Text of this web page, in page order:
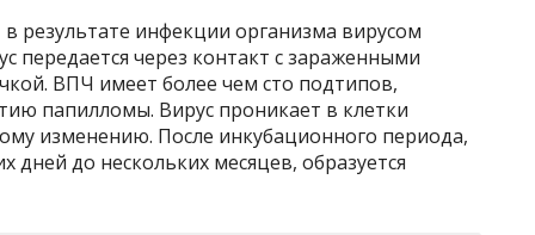
результате инфекции организма вирусом
передается через контакт с зараженными
ВПЧ имеет более чем сто подтипов,
папилломы. Вирус проникает в клетки
изменению. После инкубационного периода,
дней до нескольких месяцев, образуется